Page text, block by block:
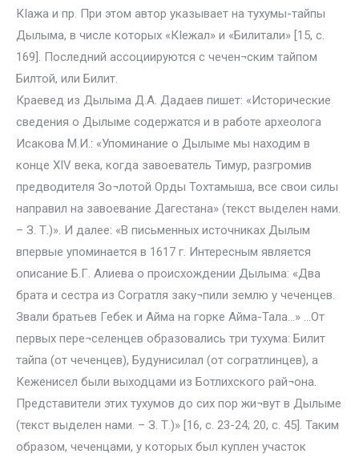
КIажа и пр. При этом автор указывает на тухумы-тайпы
Дылыма, в числе которых «КIежал» и «Билитали» [15, с.
169]. Последний ассоциируются с чечен¬ским тайпом
Билтой, или Билит.
Краевед из Дылыма Д.А. Дадаев пишет: «Исторические
сведения о Дылыме содержатся и в работе археолога
Исакова М.И.: «Упоминание о Дылыме мы находим в
конце XIV века, когда завоеватель Тимур, разгромив
предводителя Зо¬лотой Орды Тохтамыша, все свои силы
направил на завоевание Дагестана» (текст выделен нами.
– З. Т.)». И далее: «В письменных источниках Дылым
впервые упоминается в 1617 г. Интересным является
описание Б.Г. Алиева о происхождении Дылыма: «Два
брата и сестра из Согратля заку¬пили землю у чеченцев.
Звали братьев Гебек и Айма на горке Айма-Тала…» …От
первых пере¬селенцев образовались три тухума: Билит
тайпа (от чеченцев), Будунисилал (от согратлинцев), а
Кеженисел были выходцами из Ботлихского рай¬она.
Представители этих тухумов до сих пор жи¬вут в Дылыме
(текст выделен нами. – З. Т.)» [16, с. 23-24; 20, с. 45]. Таким
образом, чеченцами, у которых был куплен участок